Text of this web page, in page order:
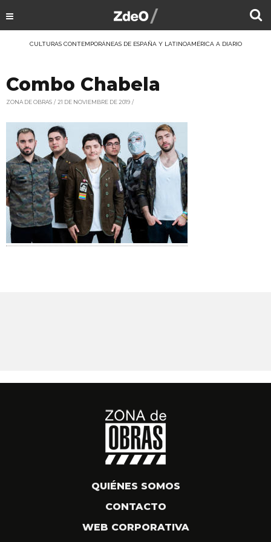
CULTURAS CONTEMPORÁNEAS DE ESPAÑA Y LATINOAMÉRICA A DIARIO
Combo Chabela
ZONA DE OBRAS 21 DE NOVIEMBRE DE 2019
QUIÉNES SOMOS
CONTACTO
WEB CORPORATIVA